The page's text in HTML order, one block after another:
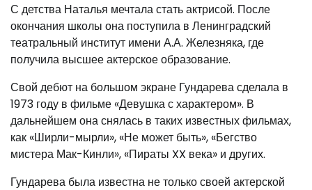
С детства Наталья мечтала стать актрисой. После
окончания школы она поступила в Ленинградский
театральный институт имени А.А. Железняка, где
получила высшее актерское образование.
Свой дебют на большом экране Гундарева сделала в
1973 году в фильме «Девушка с характером». В
дальнейшем она снялась в таких известных фильмах,
как «Ширли-мырли», «Не может быть», «Бегство
мистера Мак-Кинли», «Пираты XX века» и других.
Гундарева была известна не только своей актерской